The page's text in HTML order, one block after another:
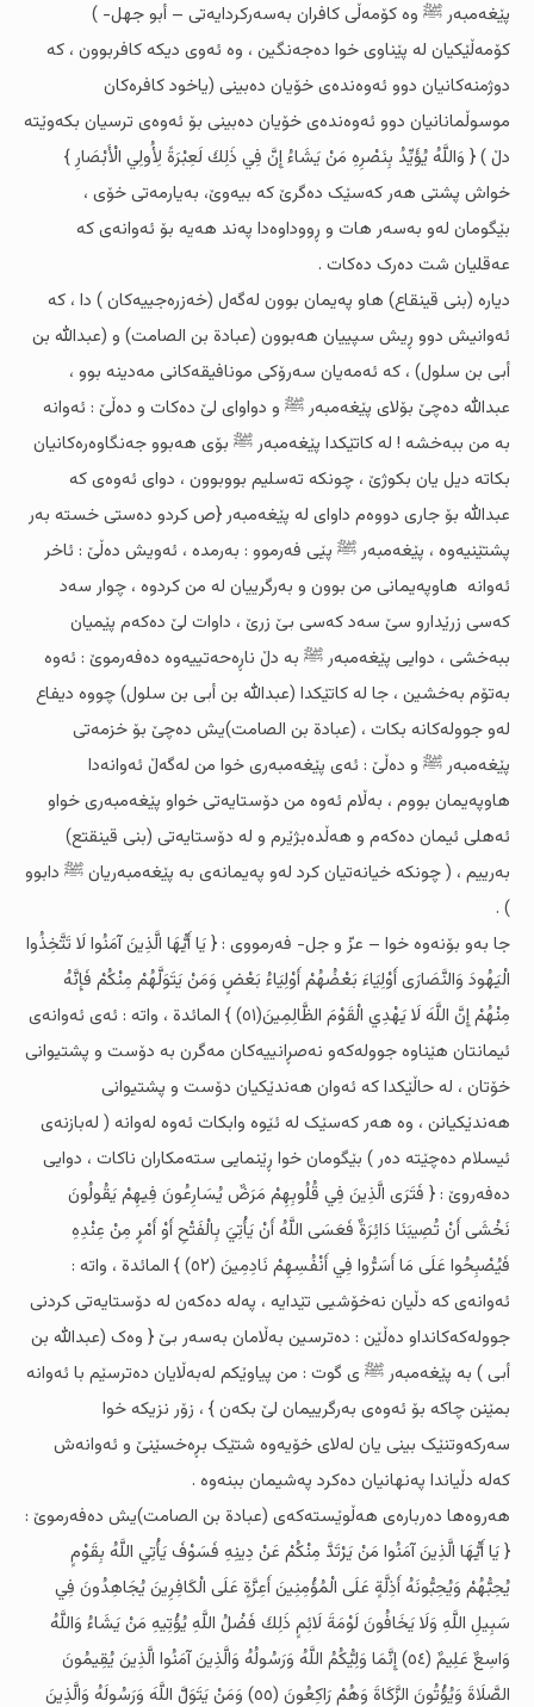
پێغەمبەر ﷺ وە کۆمەڵى کافران بەسەرکردایەتى – أبو جهل- )
کۆمەڵێکیان لە پێناوى خوا دەجەنگین ، وە ئەوى دیکە کافربوون ، کە
دوژمنەکانیان دوو ئەوەندەى خۆیان دەبینى (یاخود کافرەکان
موسوڵمانانیان دوو ئەوەندەى خۆیان دەبینى بۆ ئەوەى ترسیان بکەوێتە
دڵ ) { وَاللَّهُ يُؤَيِّدُ بِنَصْرِهِ مَنْ يَشَاءُ إِنَّ فِي ذَلِكَ لَعِبْرَةً لِأُولِي الْأَبْصَارِ }
خواش پشتى هەر کەسێک دەگرێ کە بیەوێ، بەیارمەتى خۆى ،
بێگومان لەو بەسەر هات و ڕووداوەدا پەند هەیە بۆ ئەوانەى کە
عەقلیان شت دەرک دەکات .
دیارە (بنى قینقاع) هاو پەیمان بوون لەگەل (خەزرەجییەکان ) دا ، کە
ئەوانیش دوو ڕیش سپییان هەبوون (عبادة بن الصامت) و (عبدالله بن
أبی بن سلول) ، کە ئەمەیان سەرۆکى مونافیقەکانى مەدینە بوو ،
عبدالله دەچێ بۆلاى پێغەمبەر ﷺ و دواواى لێ دەکات و دەڵێ : ئەوانە
بە من ببەخشە ! لە کاتێکدا پێغەمبەر ﷺ بۆى هەبوو جەنگاوەرەکانیان
بکاتە دیل یان بکوژێ ، چونکە تەسلیم بووبوون ، دواى ئەوەى کە
عبدالله بۆ جارى دووەم داواى لە پێغەمبەر {ص کردو دەستى خستە بەر
پشتێنیەوە ، پێغەمبەر ﷺ پێی فەرموو : بەرمدە ، ئەویش دەڵێ : ئاخر
ئەوانە هاوپەیمانى من بوون و بەرگرییان لە من کردوە ، چوار سەد
کەسى زرێدارو سێ سەد کەسى بێ زرێ ، داوات لێ دەکەم پێمیان
ببەخشى ، دوایی پێغەمبەر ﷺ بە دڵ ناڕەحەتییەوە دەفەرموێ : ئەوە
بەتۆم بەخشین ، جا لە کاتێکدا (عبدالله بن أبی بن سلول) چووە دیفاع
لەو جوولەکانە بکات ، (عبادة بن الصامت)یش دەچێ بۆ خزمەتى
پێغەمبەر ﷺ و دەڵێ : ئەى پێغەمبەرى خوا من لەگەڵ ئەوانەدا
هاوپەیمان بووم ، بەڵام ئەوە من دۆستایەتى خواو پێغەمبەرى خواو
ئەهلى ئیمان دەکەم و هەڵدەبژێرم و لە دۆستایەتى (بنی قینقتع)
بەرییم ، ( چونکە خیانەتیان کرد لەو پەیمانەى بە پێغەمبەریان ﷺ دابوو
) .
جا بەو بۆنەوە خوا – عزّ و جل- فەرمووى : { يَا أَيُّهَا الَّذِينَ آمَنُوا لَا تَتَّخِذُوا
الْيَهُودَ وَالنَّصَارَى أَوْلِيَاءَ بَعْضُهُمْ أَوْلِيَاءُ بَعْضٍ وَمَنْ يَتَوَلَّهُمْ مِنْكُمْ فَإِنَّهُ
مِنْهُمْ إِنَّ اللَّهَ لَا يَهْدِي الْقَوْمَ الظَّالِمِينَ(٥١) } المائدة ، واتە : ئەى ئەوانەى
ئیمانتان هێناوە جوولەکەو نەصڕانییەکان مەگرن بە دۆست و پشتیوانى
خۆتان ، لە حاڵێکدا کە ئەوان هەندێکیان دۆست و پشتیوانى
هەندێکیانن ، وە هەر کەسێک لە ئێوە وابکات ئەوە لەوانە ( لەبازنەى
ئیسلام دەچێتە دەر ) بێگومان خوا ڕێنمایی ستەمکاران ناکات ، دوایی
دەفەروێ : { فَتَرَى الَّذِينَ فِي قُلُوبِهِمْ مَرَضٌ يُسَارِعُونَ فِيهِمْ يَقُولُونَ
نَخْشَى أَنْ تُصِيبَنَا دَائِرَةٌ فَعَسَى اللَّهُ أَنْ يَأْتِيَ بِالْفَتْحِ أَوْ أَمْرٍ مِنْ عِنْدِهِ
فَيُصْبِحُوا عَلَى مَا أَسَرُّوا فِي أَنْفُسِهِمْ نَادِمِينَ (٥٢) } المائدة ، واتە :
ئەوانەى کە دڵیان نەخۆشیی تێدایە ، پەلە دەکەن لە دۆستایەتى کردنى
جوولەکەکانداو دەڵێن : دەترسین بەڵامان بەسەر بێ { وەک (عبدالله بن
أبی ) بە پێغەمبەر ﷺ ى گوت : من پیاوێکم لەبەڵایان دەترسێم با ئەوانە
بمێنن چاکە بۆ ئەوەى بەرگرییمان لێ بکەن } ، زۆر نزیکە خوا
سەرکەوتنێک بینی یان لەلاى خۆیەوە شتێک بڕەخسێنێ و ئەوانەش
کەلە دڵیاندا پەنهانیان دەکرد پەشیمان ببنەوە .
هەروەها دەربارەى هەڵوێستەکەى (عبادة بن الصامت)یش دەفەرموێ :
{ يَا أَيُّهَا الَّذِينَ آمَنُوا مَنْ يَرْتَدَّ مِنْكُمْ عَنْ دِينِهِ فَسَوْفَ يَأْتِي اللَّهُ بِقَوْمٍ
يُحِبُّهُمْ وَيُحِبُّونَهُ أَذِلَّةٍ عَلَى الْمُؤْمِنِينَ أَعِزَّةٍ عَلَى الْكَافِرِينَ يُجَاهِدُونَ فِي
سَبِيلِ اللَّهِ وَلَا يَخَافُونَ لَوْمَةَ لَائِمٍ ذَلِكَ فَضْلُ اللَّهِ يُؤْتِيهِ مَنْ يَشَاءُ وَاللَّهُ
وَاسِعٌ عَلِيمٌ (٥٤) إِنَّمَا وَلِيُّكُمُ اللَّهُ وَرَسُولُهُ وَالَّذِينَ آمَنُوا الَّذِينَ يُقِيمُونَ
الصَّلَاةَ وَيُؤْتُونَ الزَّكَاةَ وَهُمْ رَاكِعُونَ (٥٥) وَمَنْ يَتَوَلَّ اللَّهَ وَرَسُولَهُ وَالَّذِينَ